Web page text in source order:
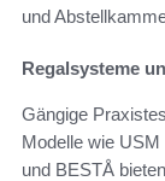
und
Regalsysteme
Gängige
Modelle wie
und BESTÅ